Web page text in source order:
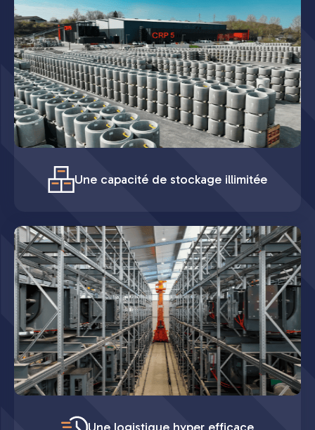
Une capacité de stockage illimitée